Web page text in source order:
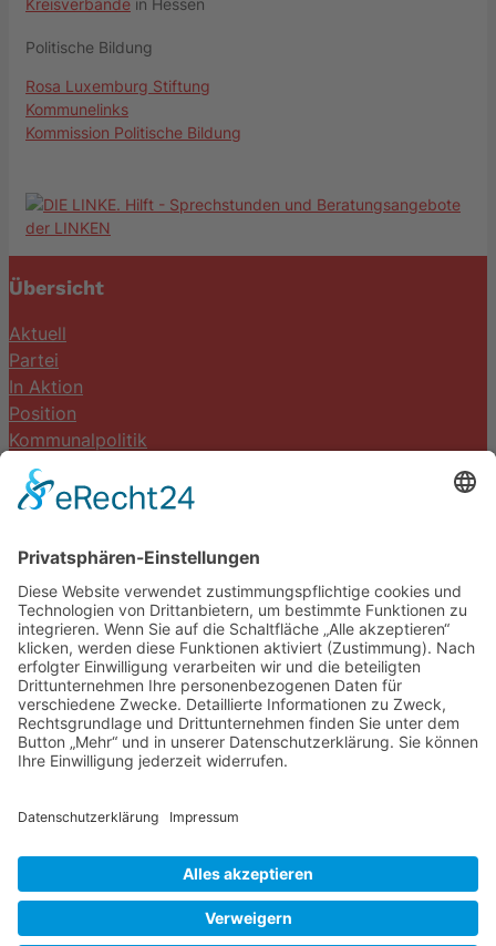
Politische Bildung
Rosa Luxemburg Stiftung
Kommunelinks
Kommission Politische Bildung
Übersicht
Aktuell
Partei
In Aktion
Position
Kommunalpolitik
Termine
DIE LINKE. Schwalm-Eder
Steingasse 5
34613 Schwalmstadt
Tel.06691 8077899
info@die-linke-schwalm-eder.de
Gesetzliches
Impressum
Cookie-Einstellungen
© 2026 DIE LINKE. Schwalm-Eder